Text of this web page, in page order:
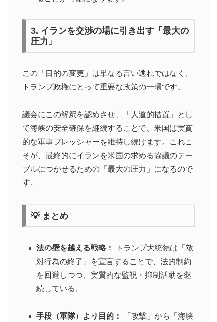
3. イランを交渉の場に引き出す「最大の
圧力」
この「目的の変更」は単なる言い逃れではなく、
トランプ政権にとって重要な政策の一環です。
議会にこの解釈を認めさせ、「人道的措置」とし
て海峡の安全確保を継続することで、米国は実質
的な軍事プレッシャーを維持し続けます。これこ
そが、最終的にイランを米国の求める協議のテー
ブルにつかせるための「最大の圧力」になるので
す。
💡 まとめ
法の壁を越える戦略：
トランプ大統領は「敵
対行為の終了」を宣言することで、法的制約
を回避しつつ、実質的な監視・抑制活動を継
続している。
手段（軍隊）より目的：
「攻撃」から「海峡